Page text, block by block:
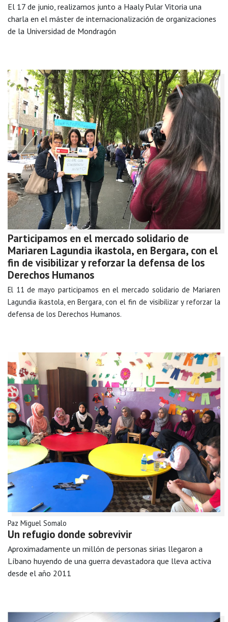
El 17 de junio, realizamos junto a Haaly Pular Vitoria una
charla en el máster de internacionalización de organizaciones
de la Universidad de Mondragón
Participamos en el mercado solidario de
Mariaren Lagundia ikastola, en Bergara, con el
fin de visibilizar y reforzar la defensa de los
Derechos Humanos
El 11 de mayo participamos en el mercado solidario de Mariaren
Lagundia ikastola, en Bergara, con el fin de visibilizar y reforzar la
defensa de los Derechos Humanos.
Paz Miguel Somalo
Un refugio donde sobrevivir
Aproximadamente un millón de personas sirias llegaron a
Líbano huyendo de una guerra devastadora que lleva activa
desde el año 2011